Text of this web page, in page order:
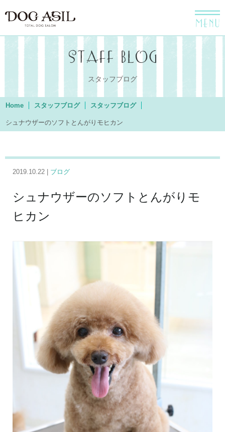
menu
スタッフブログ
Home スタッフブログ スタッフブログ
シュナウザーのソフトとんがりモヒカン
2019.10.22 | ブログ
シュナウザーのソフトとんがりモ
ヒカン